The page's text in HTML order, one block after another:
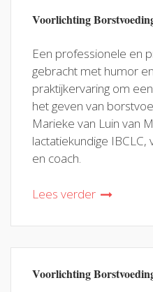
Voorlichting
Een professionele en
gebracht met humor
praktijkervaring om
het geven van
Marieke van Luin van
lactatiekundige
en coach.
Lees verder
Voorlichting